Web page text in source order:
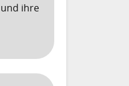
ihre